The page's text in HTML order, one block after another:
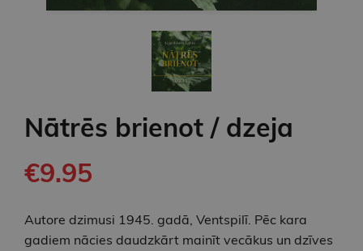
Nātrēs brienot / dzeja
€9.95
Autore dzimusi 1945. gadā, Ventspilī. Pēc kara
gadiem nācies daudzkārt mainīt vecākus un dzīves